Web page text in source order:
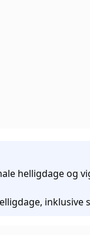
helligdage